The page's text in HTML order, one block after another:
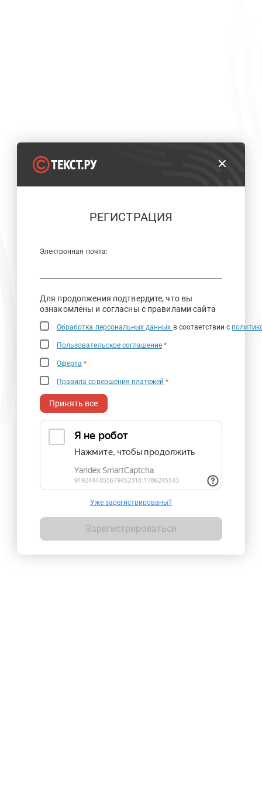
РЕГИСТРАЦИЯ
Электронная почта:
Для продолжения подтвердите, что вы
ознакомлены и согласны с правилами сайта
Обработка персональных данных в соответствии с
Пользовательское соглашение *
Оферта *
Правила совершения платежей *
Принять все
Уже зарегистрированы?
Зарегистрироваться